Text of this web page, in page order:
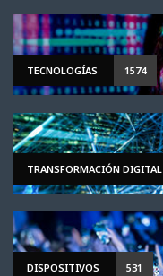
TECNOLOGÍAS 1574
TRANSFORMACIÓN DIGITAL
DISPOSITIVOS 531